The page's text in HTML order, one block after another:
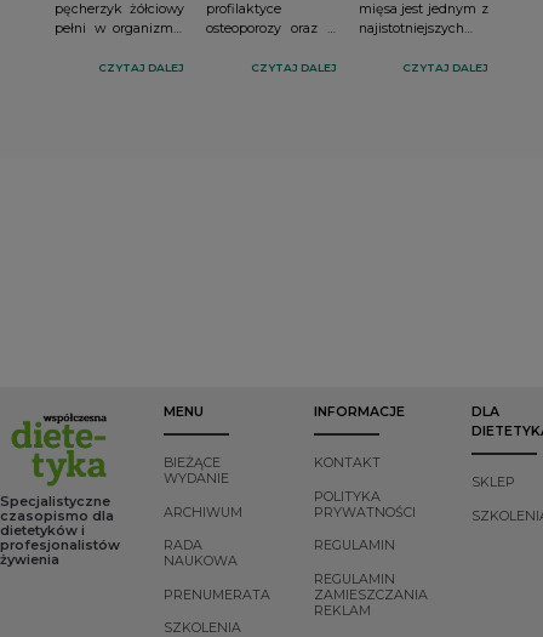
pęcherzyk żółciowy
pełni w organizmie
resekcja niesie za
CZYTAJ DALEJ
profilaktyce
osteoporozy oraz u
zdiagnozowaną
CZYTAJ DALEJ
mięsa jest jednym z
najistotniejszych
społecznych i
klimatycznych na
Ziemi. Jedną z opcji
rozwiązania tych
problemów jest
fleksitarianizm
Czym więc jest i na
czym polega?
CZYTAJ DALEJ
Specjalistyczne
czasopismo dla
dietetyków i
profesjonalistów
żywienia
MENU
BIEŻĄCE
WYDANIE
ARCHIWUM
RADA
NAUKOWA
PRENUMERATA
SZKOLENIA
INFORMACJE
KONTAKT
POLITYKA
PRYWATNOŚCI
REGULAMIN
REGULAMIN
ZAMIESZCZANIA
REKLAM
DLA
SKLEP